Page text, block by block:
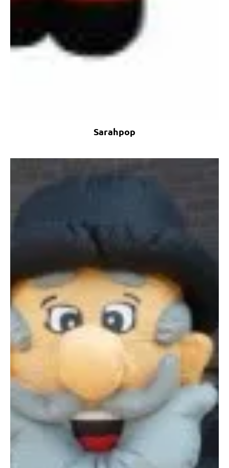
Sarahpop